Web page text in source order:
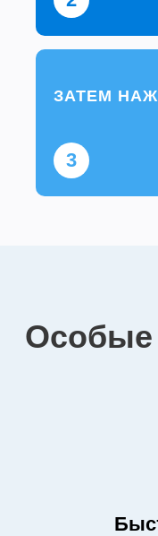
3
ЗАТЕМ
Особые